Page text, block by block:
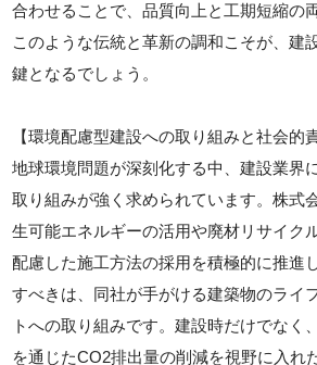
合わせることで、品質向上と工期短縮の
このような伝統と革新の調和こそが、建
鍵となるでしょう。
【環境配慮型建設への取り組みと社会的
地球環境問題が深刻化する中、建設業界
取り組みが強く求められています。株式
生可能エネルギーの活用や廃材リサイク
配慮した施工方法の採用を積極的に推進
すべきは、同社が手がける建築物のライ
トへの取り組みです。建設時だけでなく
を通じたCO2排出量の削減を視野に入れ